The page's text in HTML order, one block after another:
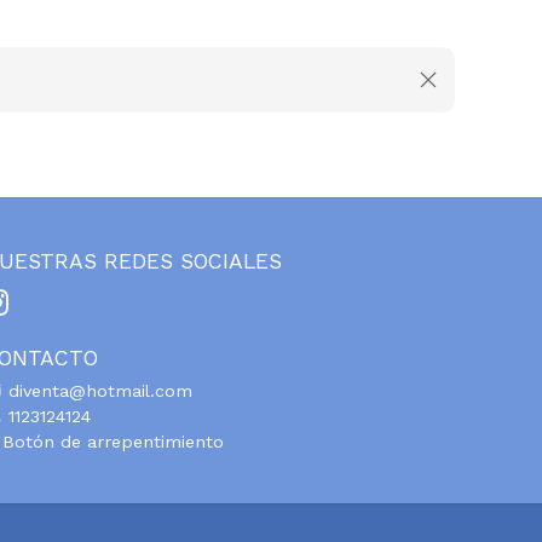
REDES SOCIALES
diventa@hotmail.com
1123124124
de arrepentimiento